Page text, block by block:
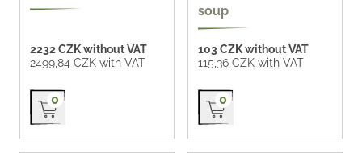
2232 CZK without VAT
2499,84 CZK with VAT
Přidat do košíku
0
soup
103 CZK without VAT
115,36 CZK with VAT
Přidat do košíku
0